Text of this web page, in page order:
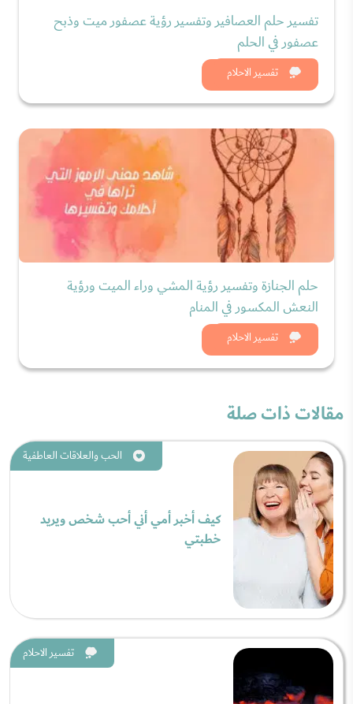
تفسير الاحلام
تفسير حلم العصافير وتفسير رؤية عصفور ميت وذبح
عصفور في الحلم
شاهد الان
تفسير الاحلام
حلم الجنازة وتفسير رؤية المشي وراء الميت ورؤية
النعش المكسور في المنام
شاهد الان
مقالات ذات صلة
الحب والعلاقات العاطفية
كيف أخبر أمي أني أحب شخص ويريد
خطبتي
تفسير الاحلام